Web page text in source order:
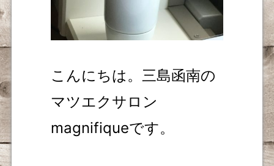
こんにちは。三島函南の
マツエクサロン
magnifiqueです。